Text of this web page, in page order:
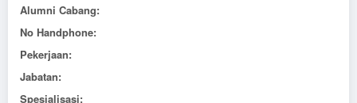
Alumni Cabang:
No Handphone:
Pekerjaan:
Jabatan:
Spesialisasi: